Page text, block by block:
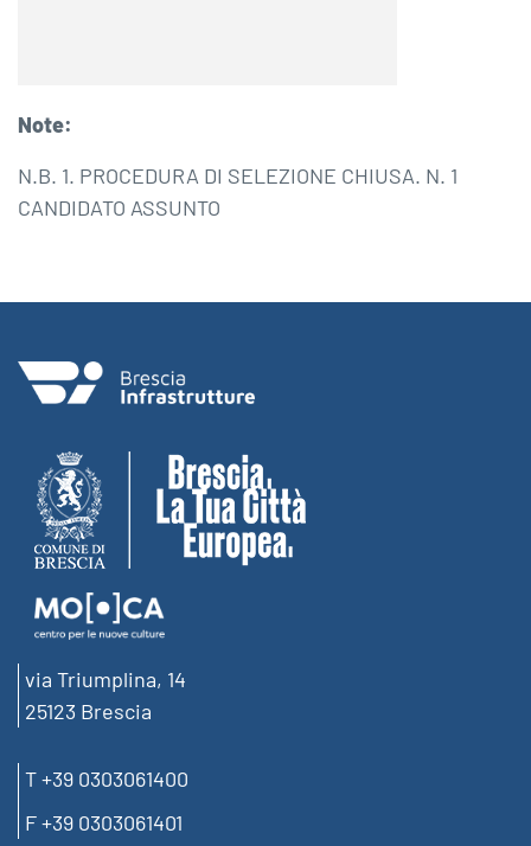
Note:
N.B. 1. PROCEDURA DI SELEZIONE CHIUSA. N. 1
CANDIDATO ASSUNTO
via Triumplina, 14
25123 Brescia
T +39 0303061400
F +39 0303061401